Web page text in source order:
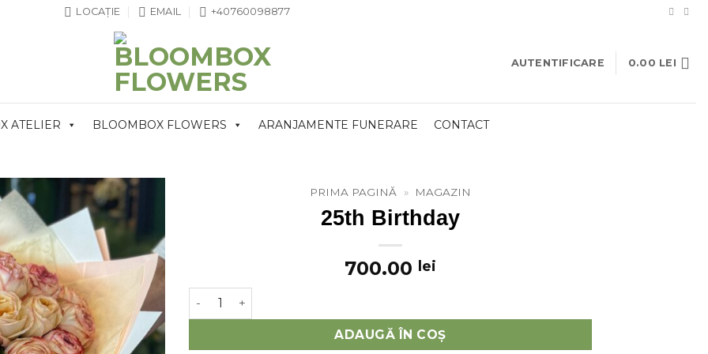
LOCAȚIE EMAIL +40760098877
AUTENTIFICARE 0.00 LEI
ATELIER BLOOMBOX FLOWERS ARANJAMENTE FUNERARE CONTACT
PRIMA PAGINĂ » MAGAZIN
25th Birthday
700.00 lei
Cantitate 25th Birthday
ADAUGĂ ÎN COȘ